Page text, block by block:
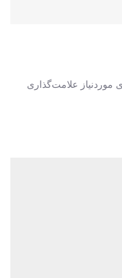
موردنیاز علامت‌گذاری